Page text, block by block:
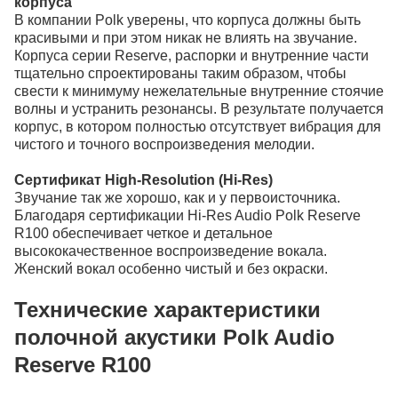
В компании Polk уверены, что корпуса должны быть
красивыми и при этом никак не влиять на звучание.
Корпуса серии Reserve, распорки и внутренние части
тщательно спроектированы таким образом, чтобы
свести к минимуму нежелательные внутренние стоячие
волны и устранить резонансы. В результате получается
корпус, в котором полностью отсутствует вибрация для
чистого и точного воспроизведения мелодии.
Сертификат High-Resolution (Hi-Res)
Звучание так же хорошо, как и у первоисточника.
Благодаря сертификации Hi-Res Audio Polk Reserve
R100 обеспечивает четкое и детальное
высококачественное воспроизведение вокала.
Женский вокал особенно чистый и без окраски.
Технические характеристики
полочной акустики Polk Audio
Reserve R100